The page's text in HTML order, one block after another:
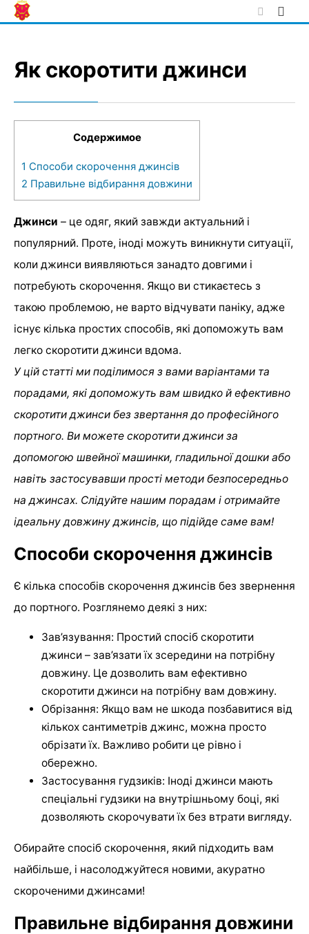
Skip
to
Як скоротити джинси
Содержимое
1 Способи скорочення джинсів
2 Правильне відбирання довжини
Джинси – це одяг, який завжди актуальний і
популярний. Проте, іноді можуть виникнути ситуації,
коли джинси виявляються занадто довгими і
потребують скорочення. Якщо ви стикаєтесь з
такою проблемою, не варто відчувати паніку, адже
існує кілька простих способів, які допоможуть вам
легко скоротити джинси вдома.
У цій статті ми поділимося з вами варіантами та
порадами, які допоможуть вам швидко й ефективно
скоротити джинси без звертання до професійного
портного. Ви можете скоротити джинси за
допомогою швейної машинки, гладильної дошки або
навіть застосувавши прості методи безпосередньо
на джинсах. Слідуйте нашим порадам і отримайте
ідеальну довжину джинсів, що підійде саме вам!
Способи скорочення джинсів
Є кілька способів скорочення джинсів без звернення
до портного. Розглянемо деякі з них:
Зав’язування: Простий спосіб скоротити
джинси – зав’язати їх зсередини на потрібну
довжину. Це дозволить вам ефективно
скоротити джинси на потрібну вам довжину.
Обрізання: Якщо вам не шкода позбавитися від
кількох сантиметрів джинс, можна просто
обрізати їх. Важливо робити це рівно і
обережно.
Застосування гудзиків: Іноді джинси мають
спеціальні гудзики на внутрішньому боці, які
дозволяють скорочувати їх без втрати вигляду.
Обирайте спосіб скорочення, який підходить вам
найбільше, і насолоджуйтеся новими, акуратно
скороченими джинсами!
Правильне відбирання довжини